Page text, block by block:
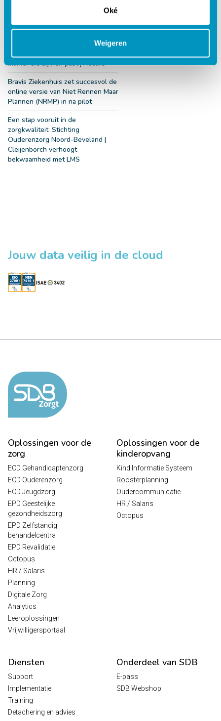
Oké
Weigeren
De kracht van keuze: hoe de 100%
online poli jongeren helpt op een
manier die bij hen past | Accare
Bravis Ziekenhuis zet succesvol de
online versie van Niet Rennen Maar
Plannen (NRMP) in na pilot
Een stap vooruit in de
zorgkwaliteit: Stichting
Ouderenzorg Noord-Beveland |
Cleijenborch verhoogt
bekwaamheid met LMS
Jouw data veilig in de cloud
Oplossingen voor de
zorg
ECD Gehandicaptenzorg
ECD Ouderenzorg
ECD Jeugdzorg
EPD Geestelijke
gezondheidszorg
EPD Zelfstandig
behandelcentra
EPD Revalidatie
Octopus
HR / Salaris
Planning
Digitale Zorg
Analytics
Leeroplossingen
Vrijwilligersportaal
Oplossingen voor de
kinderopvang
Kind Informatie Systeem
Roosterplanning
Oudercommunicatie
HR / Salaris
Octopus
Diensten
Support
Implementatie
Training
Detachering en advies
Onderdeel van SDB
E-pass
SDB Webshop